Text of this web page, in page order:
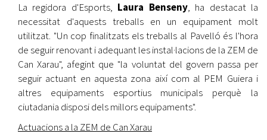
La regidora d'Esports, Laura Benseny, ha destacat la
necessitat d'aquests treballs en un equipament molt
utilitzat. "Un cop finalitzats els treballs al Pavelló és l'hora
de seguir renovant i adequant les instal·lacions de la ZEM de
Can Xarau", afegint que "la voluntat del govern passa per
seguir actuant en aquesta zona així com al PEM Guiera i
altres equipaments esportius municipals perquè la
ciutadania disposi dels millors equipaments".
Actuacions a la ZEM de Can Xarau